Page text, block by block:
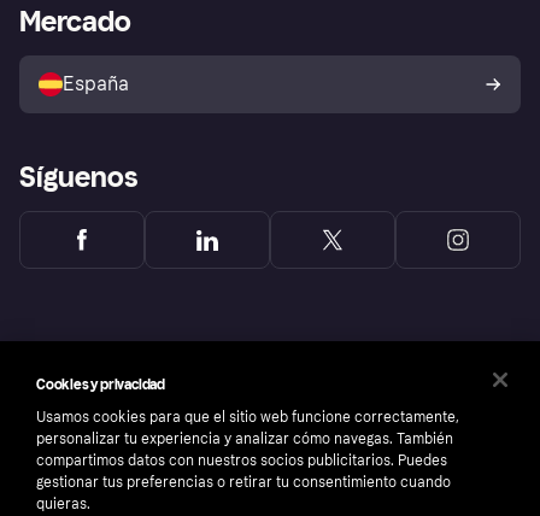
Directorio de tiendas
Política de protección al
comprador de Klarna
Reclamaciones
Acceso empresas
Mercado
España
Síguenos
Cookies y privacidad
Usamos cookies para que el sitio web funcione correctamente,
personalizar tu experiencia y analizar cómo navegas. También
compartimos datos con nuestros socios publicitarios. Puedes
gestionar tus preferencias o retirar tu consentimiento cuando
quieras.